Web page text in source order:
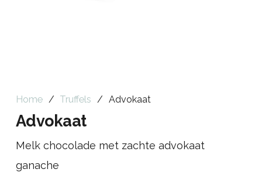
Home / Truffels / Advokaat
Advokaat
Melk chocolade met zachte advokaat
ganache